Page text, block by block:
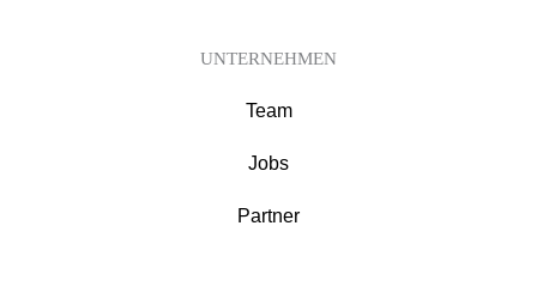
UNTERNEHMEN
Team
Jobs
Partner